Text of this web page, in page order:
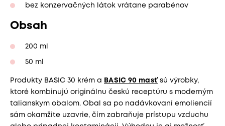
bez konzervačných látok vrátane parabénov
Obsah
200 ml
50 ml
Produkty BASIC 30 krém a BASIC 90 masťsú výrobky,
ktoré kombinujú originálnu českú receptúru s moderným
talianskym obalom. Obal sa po nadávkovaní emoliencií
sám okamžite uzavrie, čím zabraňuje prístupu vzduchu